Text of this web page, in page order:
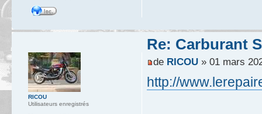
Re: Carburant
de RICOU» 01 mars
http://
RICOU
Utilisateurs enregistrés